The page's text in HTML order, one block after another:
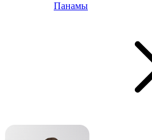
Панамы